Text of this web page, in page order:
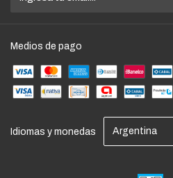
Medios de pago
Idiomas y monedas